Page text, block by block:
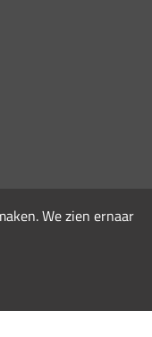
We zien ernaar